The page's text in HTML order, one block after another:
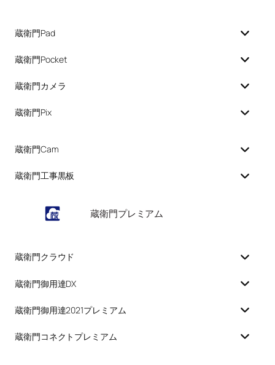
蔵衛門Pad
蔵衛門Pocket
蔵衛門カメラ
蔵衛門Pix
蔵衛門Cam
蔵衛門工事黒板
蔵衛門プレミアム
蔵衛門クラウド
蔵衛門御用達DX
蔵衛門御用達2021プレミアム
蔵衛門コネクトプレミアム